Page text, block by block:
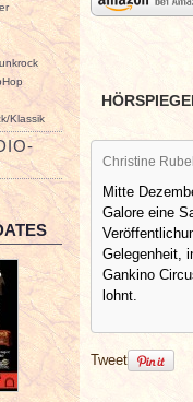
Klassik
Christine Rubel
Mitte
Galore eine
Gelegenheit,
Gankino
lohnt.
Tweet